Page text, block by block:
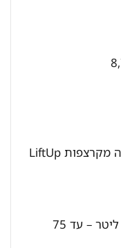
מברשות רצפה זוג מברשות שטיפה מקרצפות LiftUp
נפח מיכל ריקון בתחנת העגינה 3 ליטר – עד 75